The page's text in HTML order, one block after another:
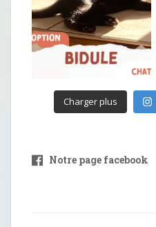
Charger plus
Notre page facebook